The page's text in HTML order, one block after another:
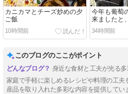
カニカマとチーズ炒めの夕
ご飯
10時間前
今年も葡萄
来ましたと
そばの夕ご飯
34時間前
このブログのここがポイント
身近な食材と工夫が光る
家庭で手軽に楽しめるレシピや料理の工夫
産品を取り入れた多彩な内容を提供して